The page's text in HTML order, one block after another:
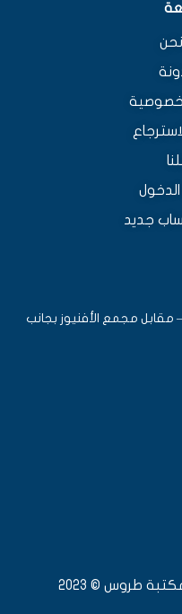
جديد
الكويت – الري -قطعة 1 – قسيمة 1537 – مقابل مجمع الأفنيوز بجانب
طروس © 2023